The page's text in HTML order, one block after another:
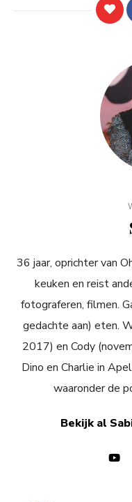
36 jaar, oprichter van
keuken en reist
fotograferen, filmen.
gedachte aan) eten.
2017) en Cody
Dino en Charlie in
waaronder de
Bekijk al